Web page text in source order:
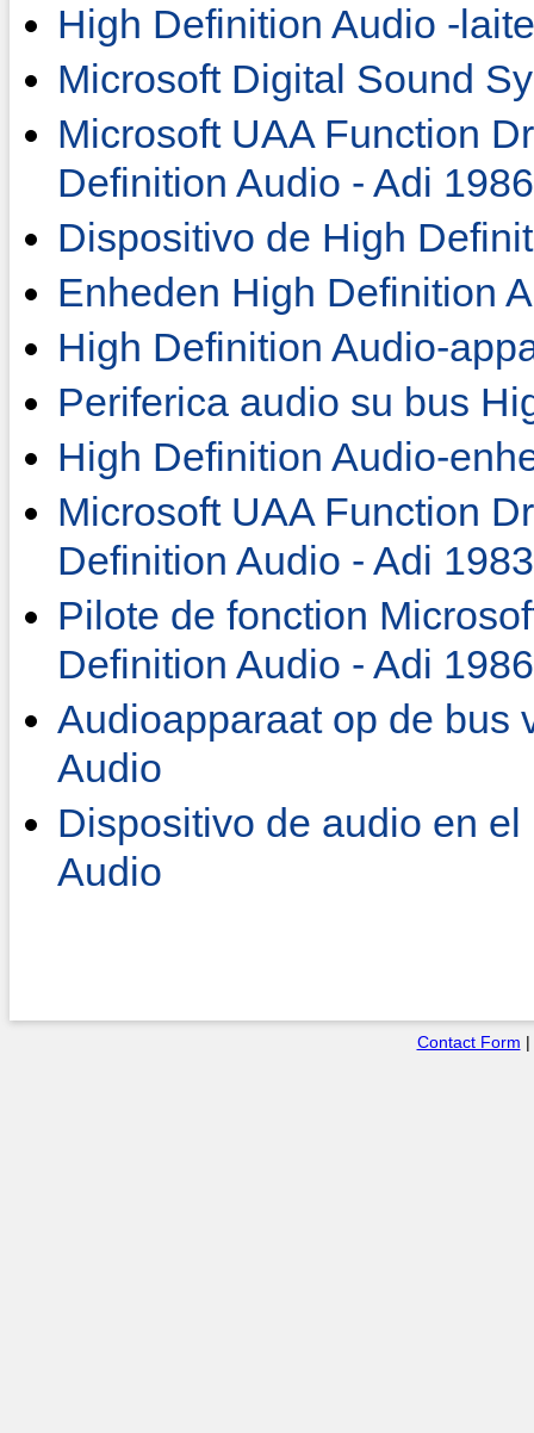
High Definition Audio -laite
Microsoft Digital Sound
Microsoft UAA Function
Definition Audio - Adi 1986
Dispositivo de High
Enheden High Definition
High Definition Audio-
Periferica audio su bus
High Definition Audio-
Microsoft UAA Function
Definition Audio - Adi 1983
Pilote de fonction
Definition Audio - Adi 1986
Audioapparaat op de bus
Audio
Dispositivo de audio en
Audio
Contact Form |